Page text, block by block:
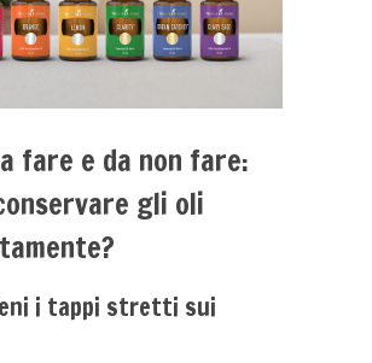
fare e da non fare:
gli oli
i tappi stretti sui